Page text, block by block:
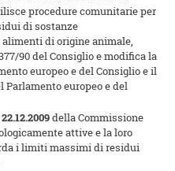
procedure comunitarie per
di sostanze
di origine animale,
90 del Consiglio e modifica la
europeo e del Consiglio e il
Parlamento europeo e del
della Commissione
attive e la loro
i limiti massimi di residui